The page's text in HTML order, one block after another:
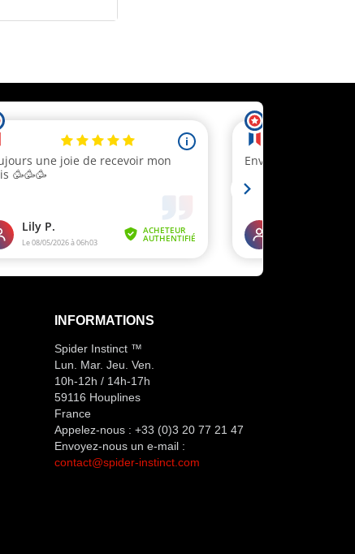
INFORMATIONS
Spider Instinct ™
Lun. Mar. Jeu. Ven.
10h-12h / 14h-17h
59116 Houplines
France
Appelez-nous : +33 (0)3 20 77 21 47
Envoyez-nous un e-mail :
contact@spider-instinct.com